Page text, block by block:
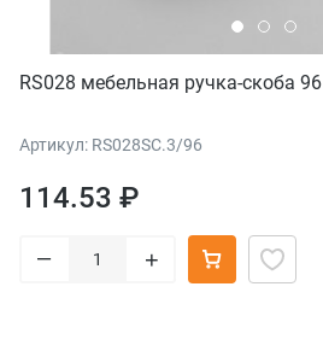
RS028 мебельная ручка-скоба
Артикул: RS028SC.3/96
114.53 ₽
– +